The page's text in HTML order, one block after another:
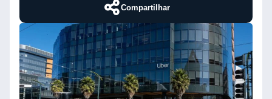
Compartilhar